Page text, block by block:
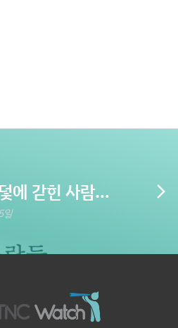
에 갇힌 사람들:
금융 대출과 착
일
arrow_forward_ios